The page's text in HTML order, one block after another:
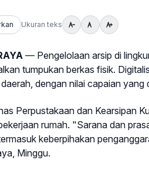
Ukuran teks
— Pengelolaan arsip di
tumpukan berkas fisik.
dengan nilai capaian
Perpustakaan dan Kearsipan
rumah. "Sarana dan
keberpihakan
Minggu.